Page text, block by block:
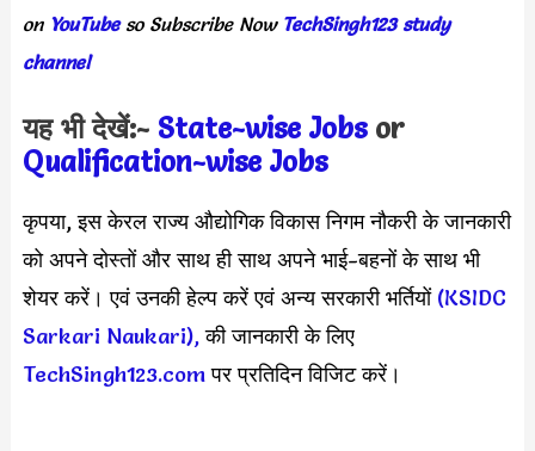
on YouTubeso Subscribe Now TechSingh123 study
channel
यह भी देखें:- State-wise Jobs or
Qualification-wise Jobs
कृपया, इस केरल राज्य औद्योगिक विकास निगम नौकरी के जानकारी
को अपने दोस्तों और साथ ही साथ अपने भाई-बहनों के साथ भी
शेयर करें। एवं उनकी हेल्प करें एवं अन्य सरकारी भर्तियों (KSIDC
Sarkari Naukari),की जानकारी के लिए
TechSingh123.comपर प्रतिदिन विजिट करें।